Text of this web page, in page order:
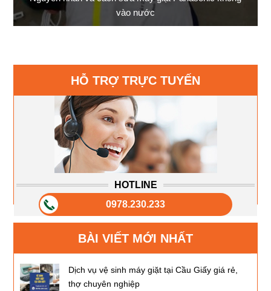
vào nước
HỖ TRỢ TRỰC TUYẾN
HOTLINE
0978.230.233
BÀI VIẾT MỚI NHẤT
Dịch vụ vệ sinh máy giặt tại Cầu Giấy giá rẻ,
thợ chuyên nghiệp